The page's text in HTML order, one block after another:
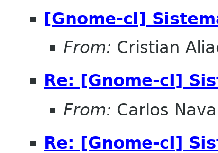
[Gnome-cl]
From: Cristian
Re: [Gnome-cl]
From: Carlos
Re: [Gnome-cl]